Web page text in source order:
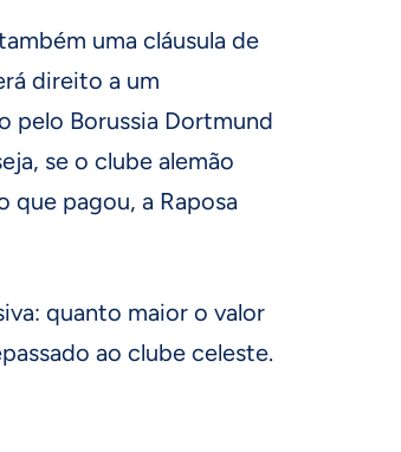
uma cláusula de
direito a um
pelo Borussia Dortmund
se o clube alemão
que pagou, a Raposa
quanto maior o valor
ao clube celeste.